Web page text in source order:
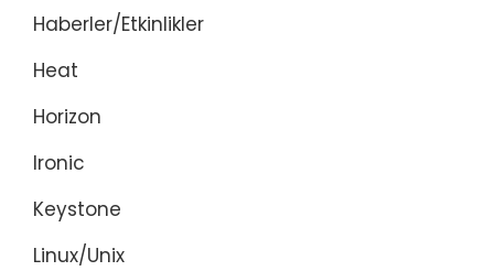
Haberler/Etkinlikler
Heat
Horizon
Ironic
Keystone
Linux/Unix